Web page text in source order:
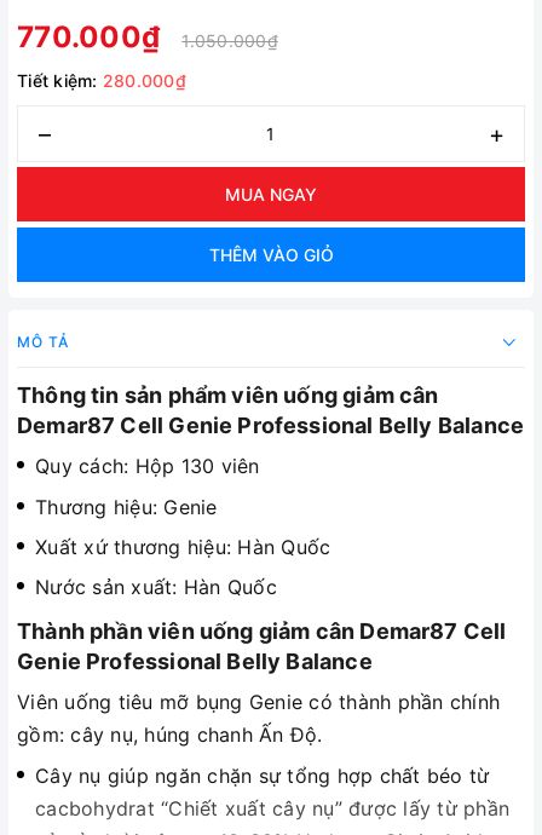
770.000₫
1.050.000₫
Tiết kiệm: 280.000₫
– +
MUA NGAY
THÊM VÀO GIỎ
MÔ TẢ
Thông tin sản phẩm viên uống giảm cân
Demar87 Cell Genie Professional Belly Balance
Quy cách: Hộp 130 viên
Thương hiệu: Genie
Xuất xứ thương hiệu: Hàn Quốc
Nước sản xuất: Hàn Quốc
Thành phần viên uống giảm cân Demar87 Cell
Genie Professional Belly Balance
Viên uống tiêu mỡ bụng Genie có thành phần chính
gồm: cây nụ, húng chanh Ấn Độ.
Cây nụ giúp ngăn chặn sự tổng hợp chất béo từ
cacbohydrat “Chiết xuất cây nụ” được lấy từ phần